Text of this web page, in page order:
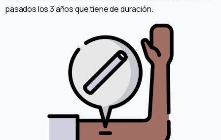
pasados los 3 años que tiene de duración.